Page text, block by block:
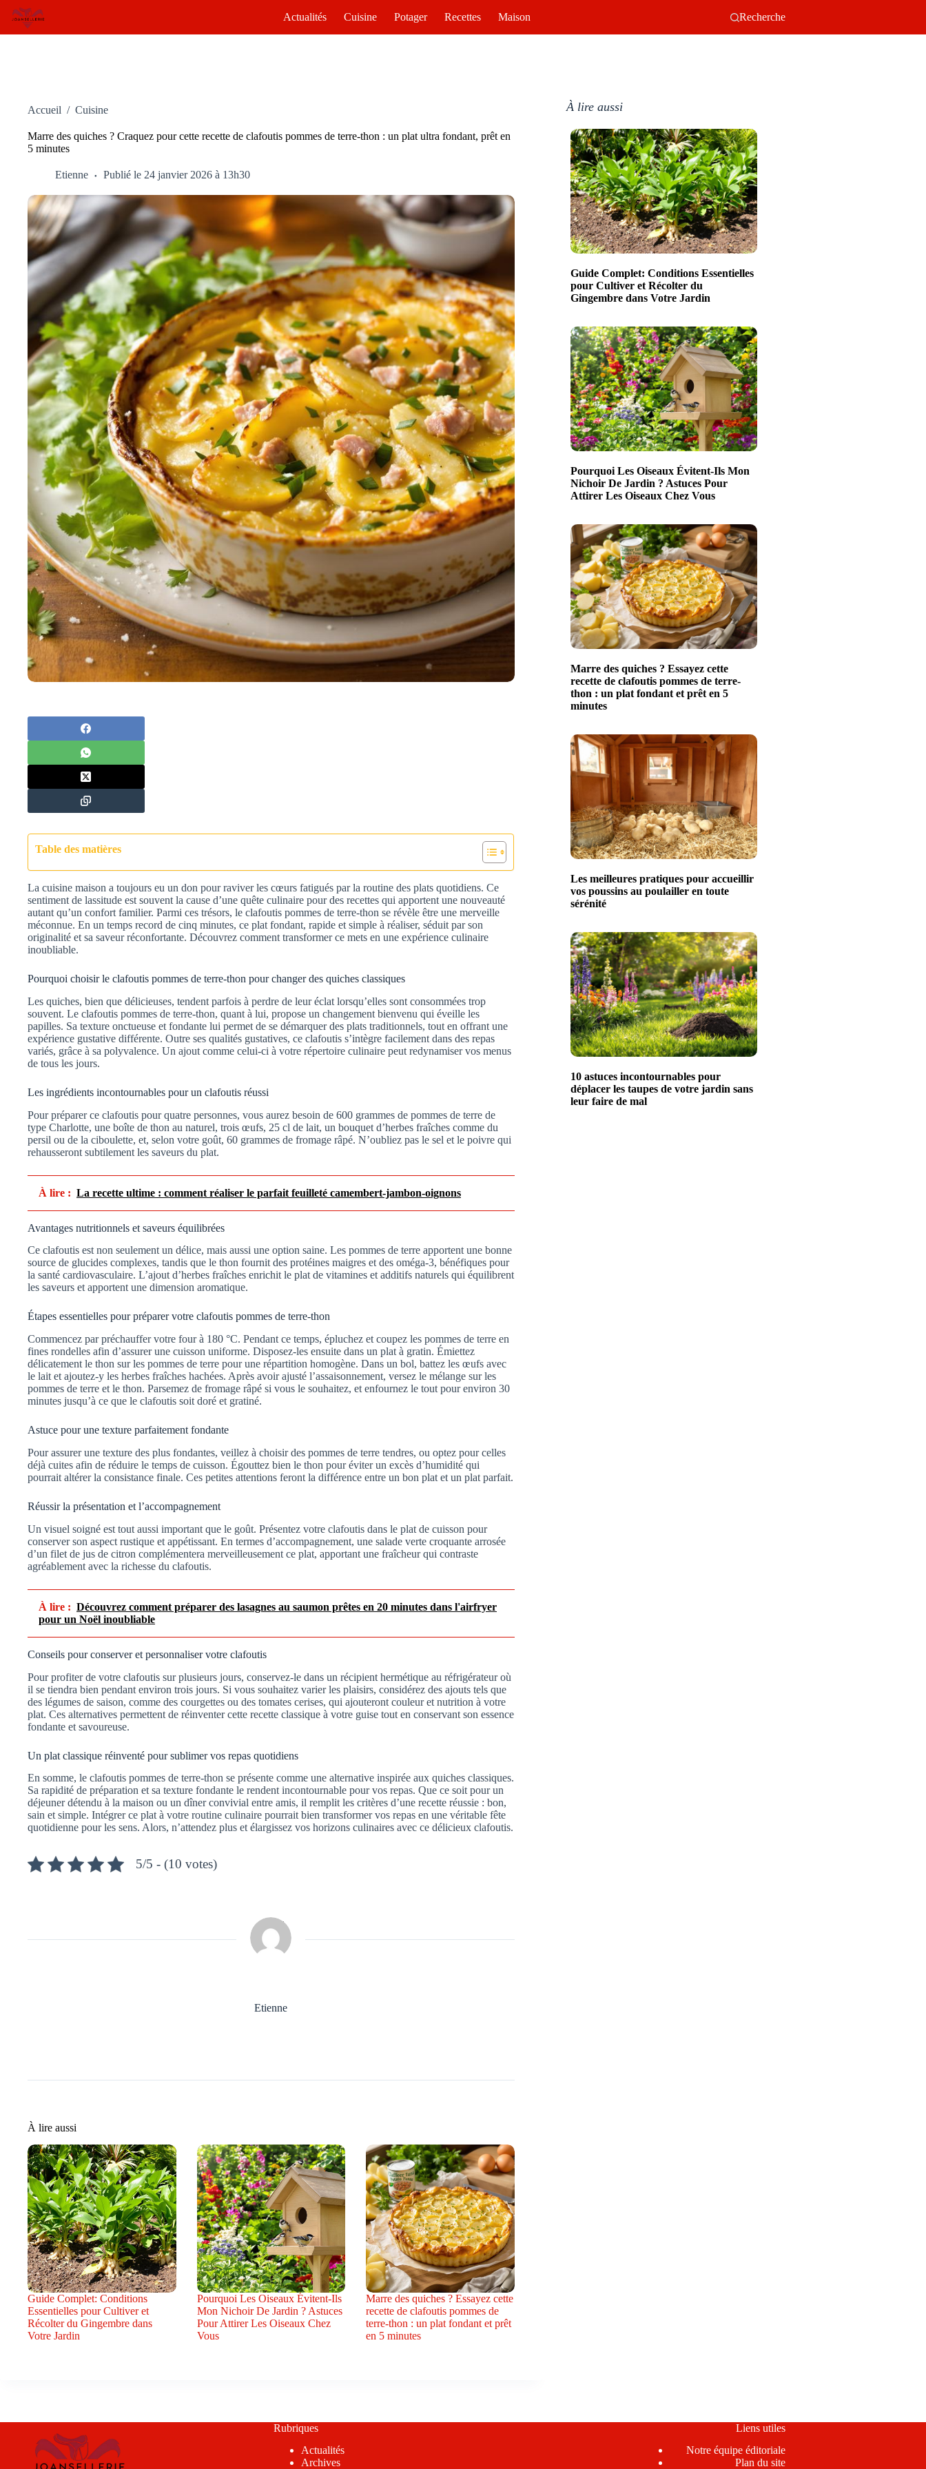
Passer
contenu
Actualités Cuisine Potager Recettes Maison Recherche
Accueil / Cuisine
Marre des quiches ? Craquez pour cette recette de clafoutis pommes de terre-thon : un plat ultra fondant, prêt en
5 minutes
Etienne Publié le 24 janvier 2026 à 13h30
Table des matières
La cuisine maison a toujours eu un don pour raviver les cœurs fatigués par la routine des plats quotidiens. Ce
sentiment de lassitude est souvent la cause d’une quête culinaire pour des recettes qui apportent une nouveauté
autant qu’un confort familier. Parmi ces trésors, le clafoutis pommes de terre-thon se révèle être une merveille
méconnue. En un temps record de cinq minutes, ce plat fondant, rapide et simple à réaliser, séduit par son
originalité et sa saveur réconfortante. Découvrez comment transformer ce mets en une expérience culinaire
inoubliable.
Pourquoi choisir le clafoutis pommes de terre-thon pour changer des quiches classiques
Les quiches, bien que délicieuses, tendent parfois à perdre de leur éclat lorsqu’elles sont consommées trop
souvent. Le clafoutis pommes de terre-thon, quant à lui, propose un changement bienvenu qui éveille les
papilles. Sa texture onctueuse et fondante lui permet de se démarquer des plats traditionnels, tout en offrant une
expérience gustative différente. Outre ses qualités gustatives, ce clafoutis s’intègre facilement dans des repas
variés, grâce à sa polyvalence. Un ajout comme celui-ci à votre répertoire culinaire peut redynamiser vos menus
de tous les jours.
Les ingrédients incontournables pour un clafoutis réussi
Pour préparer ce clafoutis pour quatre personnes, vous aurez besoin de 600 grammes de pommes de terre de
type Charlotte, une boîte de thon au naturel, trois œufs, 25 cl de lait, un bouquet d’herbes fraîches comme du
persil ou de la ciboulette, et, selon votre goût, 60 grammes de fromage râpé. N’oubliez pas le sel et le poivre qui
rehausseront subtilement les saveurs du plat.
À lire : La recette ultime : comment réaliser le parfait feuilleté camembert-jambon-oignons
Avantages nutritionnels et saveurs équilibrées
Ce clafoutis est non seulement un délice, mais aussi une option saine. Les pommes de terre apportent une bonne
source de glucides complexes, tandis que le thon fournit des protéines maigres et des oméga-3, bénéfiques pour
la santé cardiovasculaire. L’ajout d’herbes fraîches enrichit le plat de vitamines et additifs naturels qui équilibrent
les saveurs et apportent une dimension aromatique.
Étapes essentielles pour préparer votre clafoutis pommes de terre-thon
Commencez par préchauffer votre four à 180 °C. Pendant ce temps, épluchez et coupez les pommes de terre en
fines rondelles afin d’assurer une cuisson uniforme. Disposez-les ensuite dans un plat à gratin. Émiettez
délicatement le thon sur les pommes de terre pour une répartition homogène. Dans un bol, battez les œufs avec
le lait et ajoutez-y les herbes fraîches hachées. Après avoir ajusté l’assaisonnement, versez le mélange sur les
pommes de terre et le thon. Parsemez de fromage râpé si vous le souhaitez, et enfournez le tout pour environ 30
minutes jusqu’à ce que le clafoutis soit doré et gratiné.
Astuce pour une texture parfaitement fondante
Pour assurer une texture des plus fondantes, veillez à choisir des pommes de terre tendres, ou optez pour celles
déjà cuites afin de réduire le temps de cuisson. Égouttez bien le thon pour éviter un excès d’humidité qui
pourrait altérer la consistance finale. Ces petites attentions feront la différence entre un bon plat et un plat parfait.
Réussir la présentation et l’accompagnement
Un visuel soigné est tout aussi important que le goût. Présentez votre clafoutis dans le plat de cuisson pour
conserver son aspect rustique et appétissant. En termes d’accompagnement, une salade verte croquante arrosée
d’un filet de jus de citron complémentera merveilleusement ce plat, apportant une fraîcheur qui contraste
agréablement avec la richesse du clafoutis.
À lire : Découvrez comment préparer des lasagnes au saumon prêtes en 20 minutes dans l'airfryer
pour un Noël inoubliable
Conseils pour conserver et personnaliser votre clafoutis
Pour profiter de votre clafoutis sur plusieurs jours, conservez-le dans un récipient hermétique au réfrigérateur où
il se tiendra bien pendant environ trois jours. Si vous souhaitez varier les plaisirs, considérez des ajouts tels que
des légumes de saison, comme des courgettes ou des tomates cerises, qui ajouteront couleur et nutrition à votre
plat. Ces alternatives permettent de réinventer cette recette classique à votre guise tout en conservant son essence
fondante et savoureuse.
Un plat classique réinventé pour sublimer vos repas quotidiens
En somme, le clafoutis pommes de terre-thon se présente comme une alternative inspirée aux quiches classiques.
Sa rapidité de préparation et sa texture fondante le rendent incontournable pour vos repas. Que ce soit pour un
déjeuner détendu à la maison ou un dîner convivial entre amis, il remplit les critères d’une recette réussie : bon,
sain et simple. Intégrer ce plat à votre routine culinaire pourrait bien transformer vos repas en une véritable fête
quotidienne pour les sens. Alors, n’attendez plus et élargissez vos horizons culinaires avec ce délicieux clafoutis.
5/5 - (10 votes)
Etienne
À lire aussi
Guide Complet: Conditions
Essentielles pour Cultiver et
Récolter du Gingembre dans
Votre Jardin
Pourquoi Les Oiseaux Évitent-Ils
Mon Nichoir De Jardin ? Astuces
Pour Attirer Les Oiseaux Chez
Vous
Marre des quiches ? Essayez cette
recette de clafoutis pommes de
terre-thon : un plat fondant et prêt
en 5 minutes
À lire aussi
Guide Complet: Conditions Essentielles
pour Cultiver et Récolter du
Gingembre dans Votre Jardin
Pourquoi Les Oiseaux Évitent-Ils Mon
Nichoir De Jardin ? Astuces Pour
Attirer Les Oiseaux Chez Vous
Marre des quiches ? Essayez cette
recette de clafoutis pommes de terre-
thon : un plat fondant et prêt en 5
minutes
Les meilleures pratiques pour accueillir
vos poussins au poulailler en toute
sérénité
10 astuces incontournables pour
déplacer les taupes de votre jardin sans
leur faire de mal
Rubriques
Actualités
Archives
Liens utiles
Notre équipe éditoriale
Plan du site